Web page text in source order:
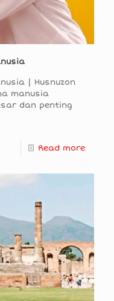
| Husnuzon
manusia
dan penting
Read more